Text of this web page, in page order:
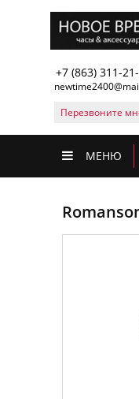
+7 (863) 311-
Перезвоните
МЕНЮ